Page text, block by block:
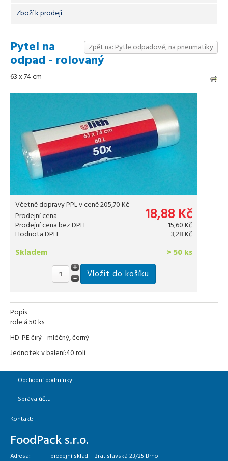
Zboží k prodeji
Zpět na: Pytle odpadové, na pneumatiky
Pytel na
odpad - rolovaný
63 x 74 cm
Včetně dopravy PPL v ceně 205,70 Kč
Prodejní cena
18,88 Kč
Prodejní cena bez DPH 15,60 Kč
Hodnota DPH 3,28 Kč
> 50 ks
Skladem
Popis
role á 50 ks
HD-PE čirý - mléčný, černý
Jednotek v balení:40 rolí
Obchodní podmínky
Správa účtu
Kontakt:
FoodPack s.r.o.
Adresa:
prodejní sklad – Bratislavská 23/25 Brno